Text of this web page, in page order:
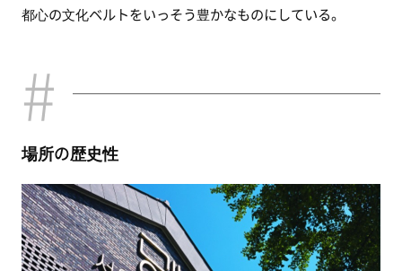
都心の文化ベルトをいっそう豊かなものにしている。
場所の歴史性